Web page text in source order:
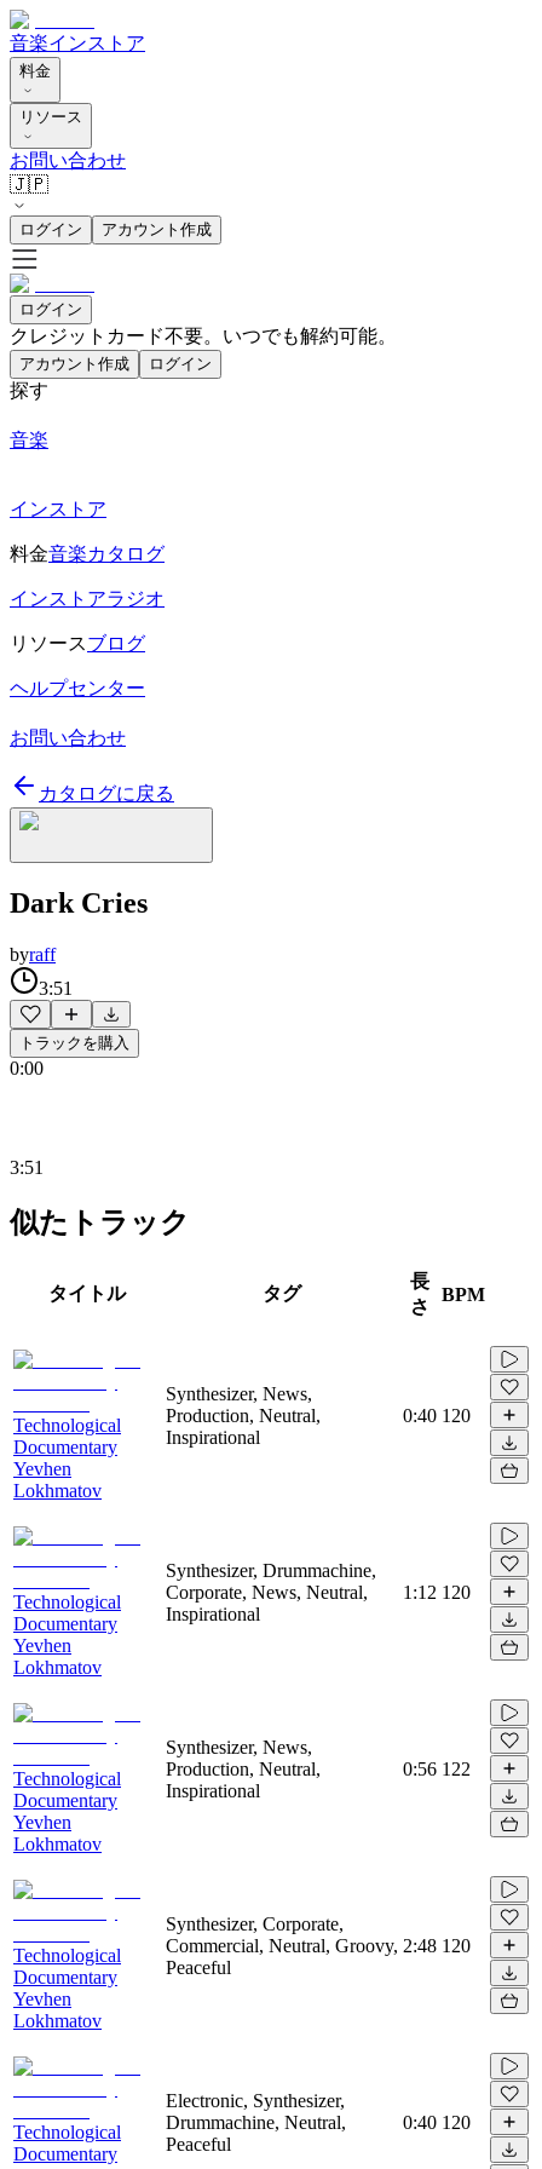
音楽インストア
料金
リソース
お問い合わせ
🇯🇵
ログイン アカウント作成
ログイン
クレジットカード不要。いつでも解約可能。
アカウント作成 ログイン
探す
音楽
インストア
料金音楽カタログ
インストアラジオ
リソースブログ
ヘルプセンター
お問い合わせ
カタログに戻る
Dark Cries
byraff
3:51
トラックを購入
0:00
3:51
似たトラック
タイトル タグ
長
さ
BPM
Technological
Documentary
Yevhen
Lokhmatov
Synthesizer, News,
Production, Neutral,
Inspirational
0:40 120
Technological
Documentary
Yevhen
Lokhmatov
Synthesizer, Drummachine,
Corporate, News, Neutral,
Inspirational
1:12 120
Technological
Documentary
Yevhen
Lokhmatov
Synthesizer, News,
Production, Neutral,
Inspirational
0:56 122
Technological
Documentary
Yevhen
Lokhmatov
Synthesizer, Corporate,
Commercial, Neutral, Groovy,
Peaceful
2:48 120
Technological
Documentary
Electronic, Synthesizer,
Drummachine, Neutral,
Peaceful
0:40 120